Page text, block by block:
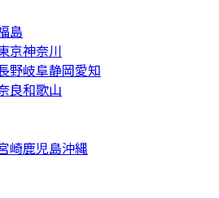
島
京神奈川
野岐阜静岡愛知
良和歌山
崎鹿児島沖縄